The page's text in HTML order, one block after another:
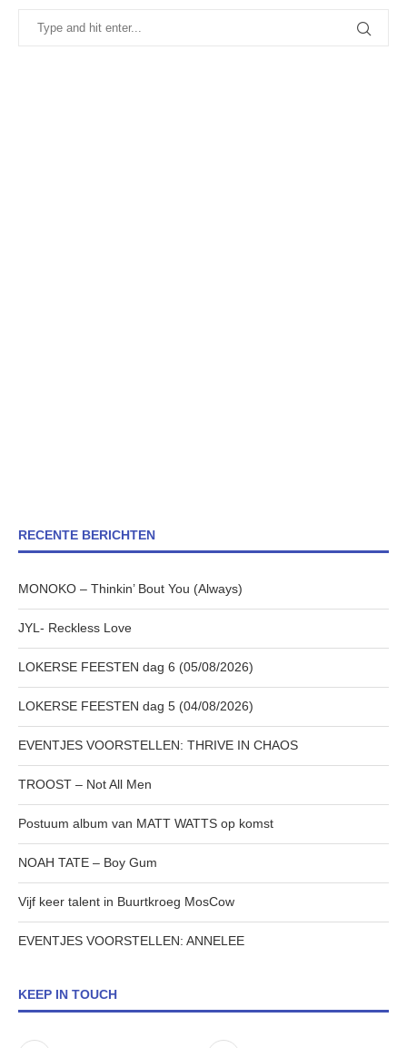
RECENTE BERICHTEN
MONOKO – Thinkin’ Bout You (Always)
JYL- Reckless Love
LOKERSE FEESTEN dag 6 (05/08/2026)
LOKERSE FEESTEN dag 5 (04/08/2026)
EVENTJES VOORSTELLEN: THRIVE IN CHAOS
TROOST – Not All Men
Postuum album van MATT WATTS op komst
NOAH TATE – Boy Gum
Vijf keer talent in Buurtkroeg MosCow
EVENTJES VOORSTELLEN: ANNELEE
KEEP IN TOUCH